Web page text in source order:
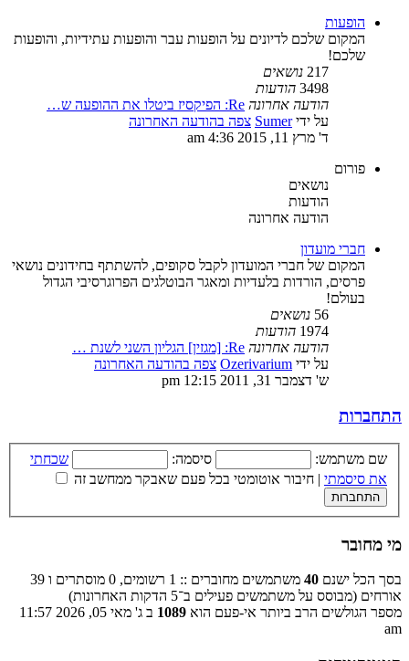
הופעות
המקום שלכם לדיונים על הופעות עבר והופעות עתידיות, והופעות
שלכם!
217 נושאים
3498 הודעות
הודעה אחרונה Re: הפיקסיז ביטלו את ההופעה ש…
על ידיSumer צפה בהודעה האחרונה
ד' מרץ 11, 2015 4:36 am
פורום
נושאים
הודעות
הודעה אחרונה
חברי מועדון
המקום של חברי המועדון לקבל סקופים, להשתתף בחידונים נושאי
פרסים, הורדות בלעדיות ומאגר הבוטלגים הפרוגרסיבי הגדול
בעולם!
56 נושאים
1974 הודעות
הודעה אחרונה Re: [מגזין] הגליון השני לשנת …
על ידי Ozerivarium צפה בהודעה האחרונה
ש' דצמבר 31, 2011 12:15 pm
התחברות
שם משתמש: סיסמה:
שכחתי
את סיסמתי | חיבור אוטומטי בכל פעם שאבקר ממחשב זה
מי מחובר
בסך הכל ישנם 40
משתמשים מחוברים :: 1 רשומים, 0 מוסתרים ו 39
אורחים (מבוסס על משתמשים פעילים ב־5 הדקות האחרונות)
מספר הגולשים הרב ביותר אי-פעם הוא 1089
ב ג' מאי 05, 2026 11:57
am